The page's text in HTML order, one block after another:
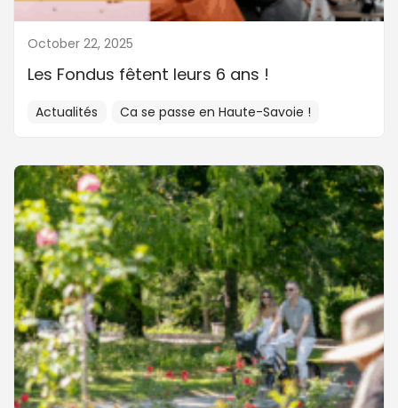
October 22, 2025
Les Fondus fêtent leurs 6 ans !
Actualités Ca se passe en Haute-Savoie !